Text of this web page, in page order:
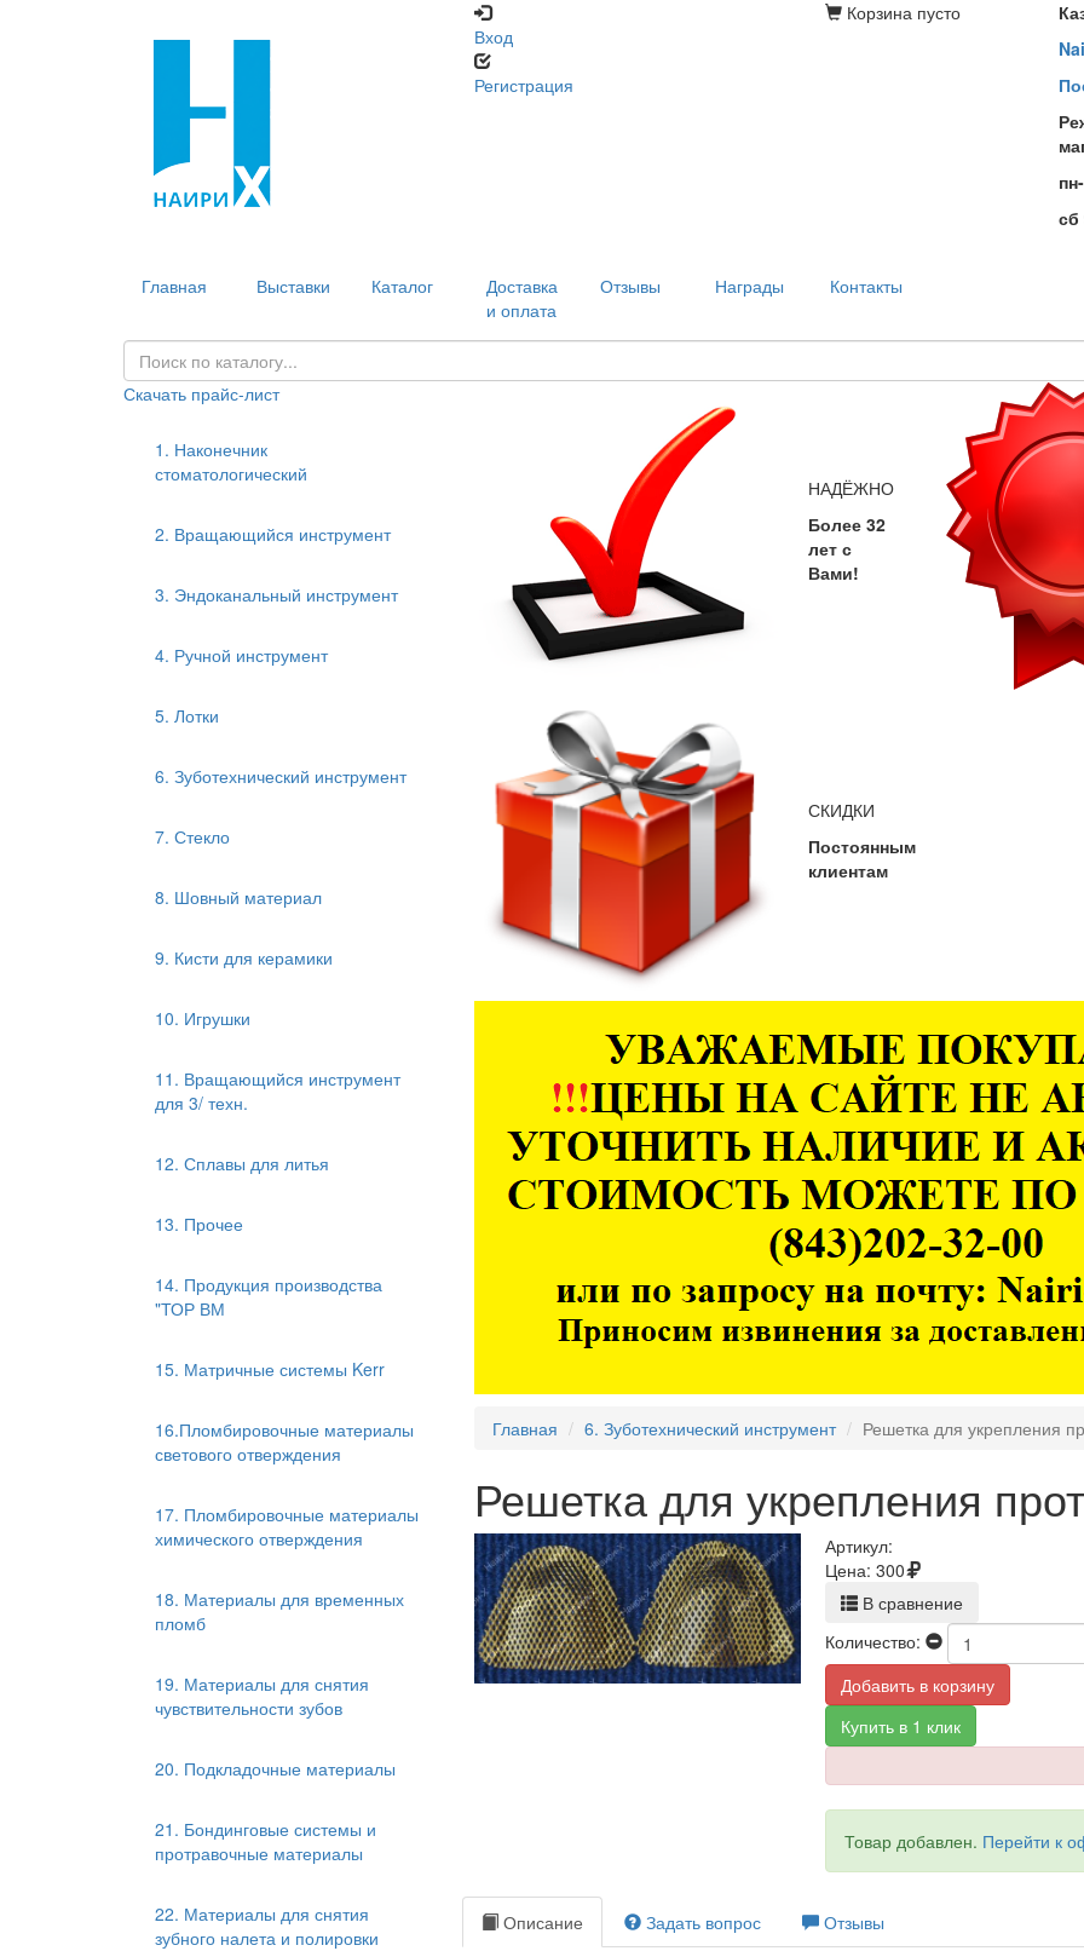
Вход
Регистрация
Корзина пусто
сб
Главная Выставки Каталог
Доставка
и оплата
Отзывы Награды Контакты
Скачать прайс-лист
1. Наконечник
стоматологический
2. Вращающийся инструмент
3. Эндоканальный инструмент
4. Ручной инструмент
5. Лотки
6. Зуботехнический инструмент
7. Стекло
8. Шовный материал
9. Кисти для керамики
10. Игрушки
11. Вращающийся инструмент
для 3/ техн.
12. Сплавы для литья
13. Прочее
14. Продукция производства
"ТОР ВМ
15. Матричные системы Kerr
16.Пломбировочные материалы
светового отверждения
17. Пломбировочные материалы
химического отверждения
18. Материалы для временных
пломб
19. Материалы для снятия
чувствительности зубов
20. Подкладочные материалы
21. Бондинговые системы и
протравочные материалы
22. Материалы для снятия
зубного налета и полировки
НАДЁЖНО
Более 32
лет с
Вами!
СКИДКИ
Постоянным
клиентам
Главная 6. Зуботехнический инструмент Решетка для укрепления
Решетка для укрепления
Артикул:
Цена: 300
В сравнение
Количество:
Добавить в корзину
Купить в 1 клик
Товар добавлен. Перейти к
Описание Задать вопрос Отзывы